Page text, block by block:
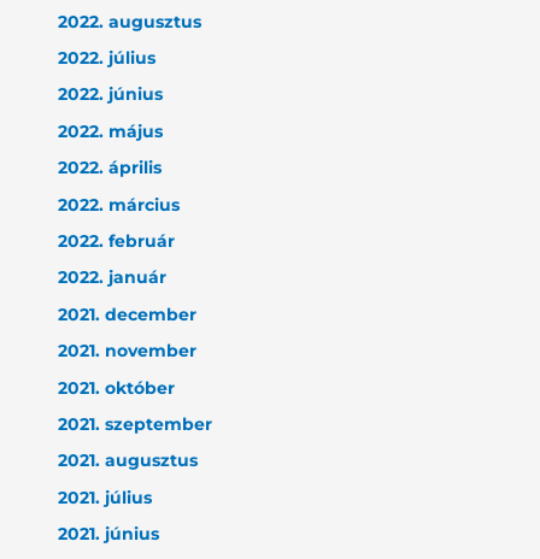
2022. augusztus
2022. július
2022. június
2022. május
2022. április
2022. március
2022. február
2022. január
2021. december
2021. november
2021. október
2021. szeptember
2021. augusztus
2021. július
2021. június